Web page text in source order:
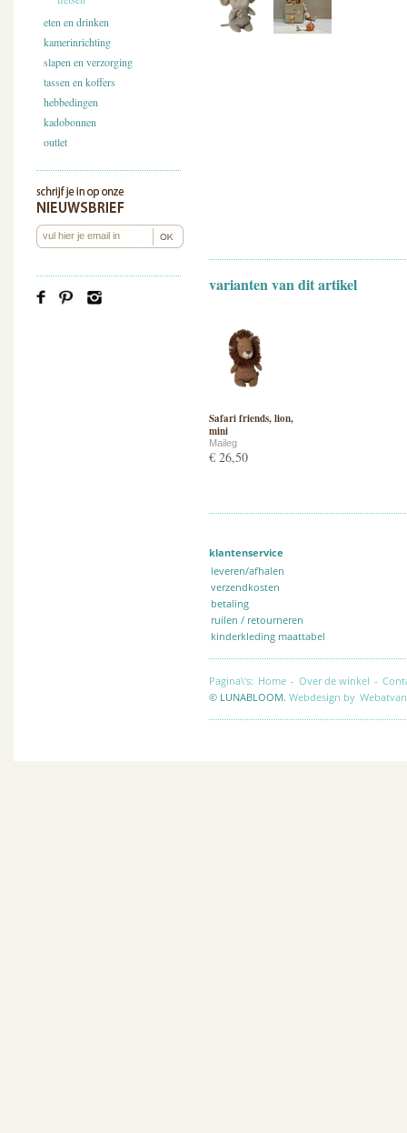
eten en drinken
kamerinrichting
slapen en verzorging
tassen en koffers
hebbedingen
kadobonnen
outlet
varianten van dit artikel
Safari friends, lion,
mini
Maileg
€ 26,50
klantenservice
leveren/afhalen
verzendkosten
betaling
ruilen / retourneren
kinderkleding maattabel
Pagina\'s: Home - Over de winkel -
© LUNABLOOM. Webdesign by